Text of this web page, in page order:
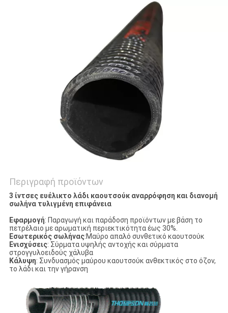
Περιγραφή προϊόντων
3 ίντσες ευέλικτο λάδι καουτσούκ αναρρόφηση και διανομή
σωλήνα τυλιγμένη επιφάνεια
Εφαρμογή: Παραγωγή και παράδοση προϊόντων με βάση το
πετρέλαιο με αρωματική περιεκτικότητα έως 30%.
Εσωτερικός σωλήνας:Μαύρο απαλό συνθετικό καουτσούκ
Ενισχύσεις: Σύρματα υψηλής αντοχής και σύρματα
στρογγυλοειδούς χάλυβα
Κάλυψη: Συνδυασμός μαύρου καουτσούκ ανθεκτικός στο όζον,
το λάδι και την γήρανση